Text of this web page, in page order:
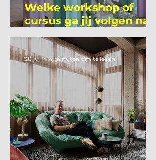
Welke workshop of
cursus ga jij volgen na
je vakantie?
28 jul 4 minuten om te lezen